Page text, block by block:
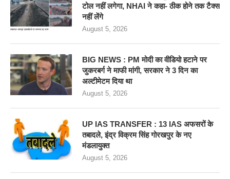
टोल नहीं लगेगा, NHAI ने कहा- ठीक होने तक टैक्स
नहीं लेंगे
August 5, 2026
BIG NEWS : PM मोदी का वीडियो हटाने पर
जुकरबर्ग ने माफी मांगी, सरकार ने 3 दिन का
अल्टीमेटम दिया था
August 5, 2026
UP IAS TRANSFER : 13 IAS अफसरों के
तबादले, इंद्र विक्रम सिंह गोरखपुर के नए
मंडलायुक्त
August 5, 2026